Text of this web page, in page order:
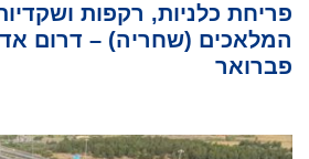
פריחת כלניות, רקפות
המלאכים (שחריה) – דרום
פברואר